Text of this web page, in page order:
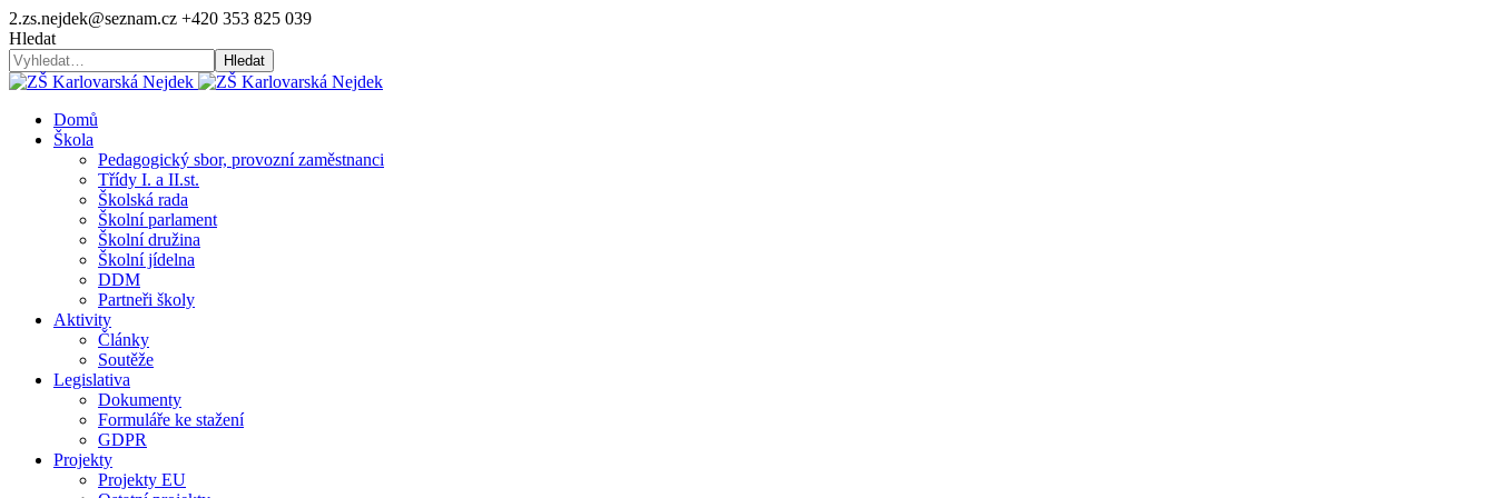
2.zs.nejdek@seznam.cz +420 353 825 039
Hledat
Hledat
Domů
Škola
Pedagogický sbor, provozní zaměstnanci
Třídy I. a II.st.
Školská rada
Školní parlament
Školní družina
Školní jídelna
DDM
Partneři školy
Aktivity
Články
Soutěže
Legislativa
Dokumenty
Formuláře ke stažení
GDPR
Projekty
Projekty EU